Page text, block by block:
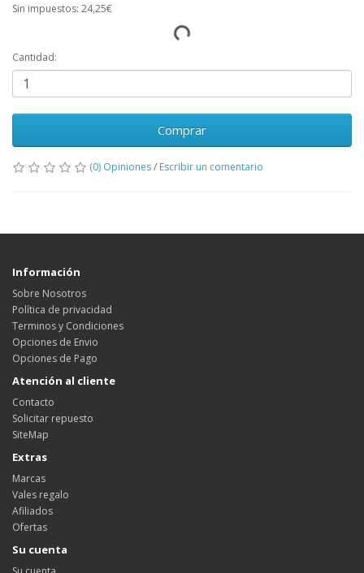
Sin impuestos: 24,25€
Cantidad:
Comprar
(0) Opiniones/ Escribir un comentario
Información
Sobre Nosotros
Política de privacidad
Terminos y Condiciones
Opciones de Envio
Opciones de Pago
Atención al cliente
Contacto
Solicitar repuesto
SiteMap
Extras
Marcas
Vales regalo
Afiliados
Ofertas
Su cuenta